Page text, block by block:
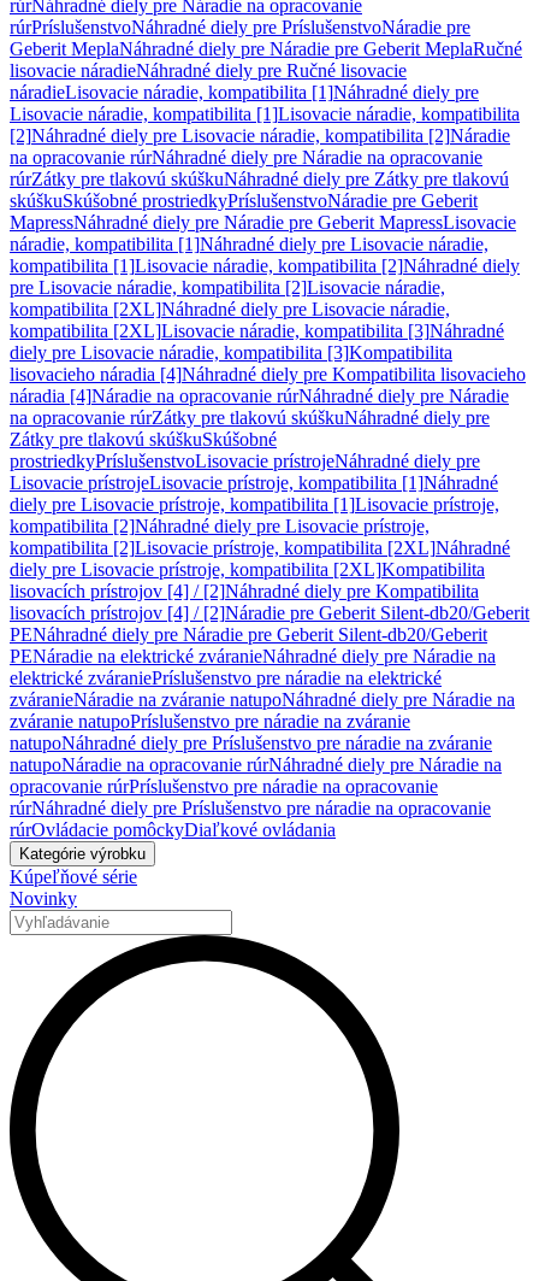
rúrNáhradné diely pre Náradie na opracovanie
rúrPríslušenstvoNáhradné diely pre PríslušenstvoNáradie pre
Geberit MeplaNáhradné diely pre Náradie pre Geberit MeplaRučné
lisovacie náradieNáhradné diely pre Ručné lisovacie
náradieLisovacie náradie, kompatibilita [1]Náhradné diely pre
Lisovacie náradie, kompatibilita [1]Lisovacie náradie, kompatibilita
[2]Náhradné diely pre Lisovacie náradie, kompatibilita [2]Náradie
na opracovanie rúrNáhradné diely pre Náradie na opracovanie
rúrZátky pre tlakovú skúškuNáhradné diely pre Zátky pre tlakovú
skúškuSkúšobné prostriedkyPríslušenstvoNáradie pre Geberit
MapressNáhradné diely pre Náradie pre Geberit MapressLisovacie
náradie, kompatibilita [1]Náhradné diely pre Lisovacie náradie,
kompatibilita [1]Lisovacie náradie, kompatibilita [2]Náhradné diely
pre Lisovacie náradie, kompatibilita [2]Lisovacie náradie,
kompatibilita [2XL]Náhradné diely pre Lisovacie náradie,
kompatibilita [2XL]Lisovacie náradie, kompatibilita [3]Náhradné
diely pre Lisovacie náradie, kompatibilita [3]Kompatibilita
lisovacieho náradia [4]Náhradné diely pre Kompatibilita lisovacieho
náradia [4]Náradie na opracovanie rúrNáhradné diely pre Náradie
na opracovanie rúrZátky pre tlakovú skúškuNáhradné diely pre
Zátky pre tlakovú skúškuSkúšobné
prostriedkyPríslušenstvoLisovacie prístrojeNáhradné diely pre
Lisovacie prístrojeLisovacie prístroje, kompatibilita [1]Náhradné
diely pre Lisovacie prístroje, kompatibilita [1]Lisovacie prístroje,
kompatibilita [2]Náhradné diely pre Lisovacie prístroje,
kompatibilita [2]Lisovacie prístroje, kompatibilita [2XL]Náhradné
diely pre Lisovacie prístroje, kompatibilita [2XL]Kompatibilita
lisovacích prístrojov [4] / [2]Náhradné diely pre Kompatibilita
lisovacích prístrojov [4] / [2]Náradie pre Geberit Silent-db20/Geberit
PENáhradné diely pre Náradie pre Geberit Silent-db20/Geberit
PENáradie na elektrické zváranieNáhradné diely pre Náradie na
elektrické zváraniePríslušenstvo pre náradie na elektrické
zváranieNáradie na zváranie natupoNáhradné diely pre Náradie na
zváranie natupoPríslušenstvo pre náradie na zváranie
natupoNáhradné diely pre Príslušenstvo pre náradie na zváranie
natupoNáradie na opracovanie rúrNáhradné diely pre Náradie na
opracovanie rúrPríslušenstvo pre náradie na opracovanie
rúrNáhradné diely pre Príslušenstvo pre náradie na opracovanie
rúrOvládacie pomôckyDiaľkové ovládania
Kategórie výrobku
Kúpeľňové série
Novinky